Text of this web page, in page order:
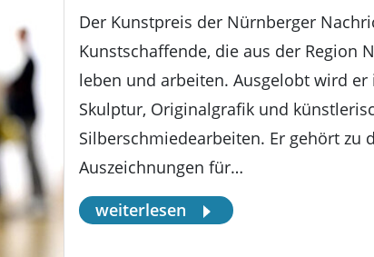
Der Kunstpreis der Nürnberger
Kunstschaffende, die aus der Region
leben und arbeiten. Ausgelobt wird
Skulptur, Originalgrafik und
Silberschmiedearbeiten. Er gehört zu
Auszeichnungen für…
weiterlesen